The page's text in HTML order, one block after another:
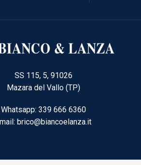
SS 115, 5, 91026
Mazara del Vallo (TP)
Whatsapp: 339 666 6360
brico@biancoelanza.it